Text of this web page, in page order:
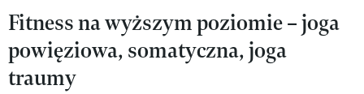
Fitness na wyższym poziomie – joga
powięziowa, somatyczna, joga
traumy